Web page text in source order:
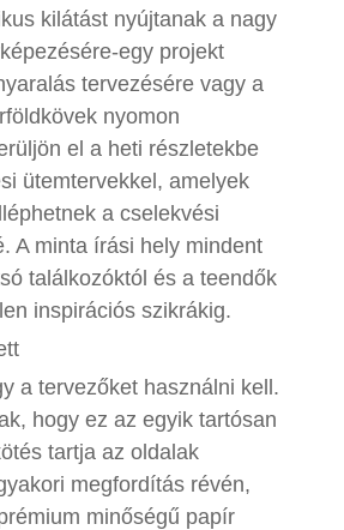
kilátást nyújtanak a nagy
egy projekt
tervezésére vagy a
nyomon
el a heti részletekbe
ütemtervekkel, amelyek
a cselekvési
A minta írási hely mindent
találkozóktól és a teendők
inspirációs szikrákig.
a tervezőket használni kell.
hogy ez az egyik tartósan
tartja az oldalak
megfordítás révén,
minőségű papír